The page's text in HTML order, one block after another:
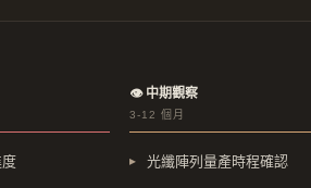
👁 中期觀察
3-12 個月
光纖陣列量產時程確認